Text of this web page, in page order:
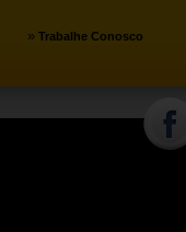
» Trabalhe Conosco